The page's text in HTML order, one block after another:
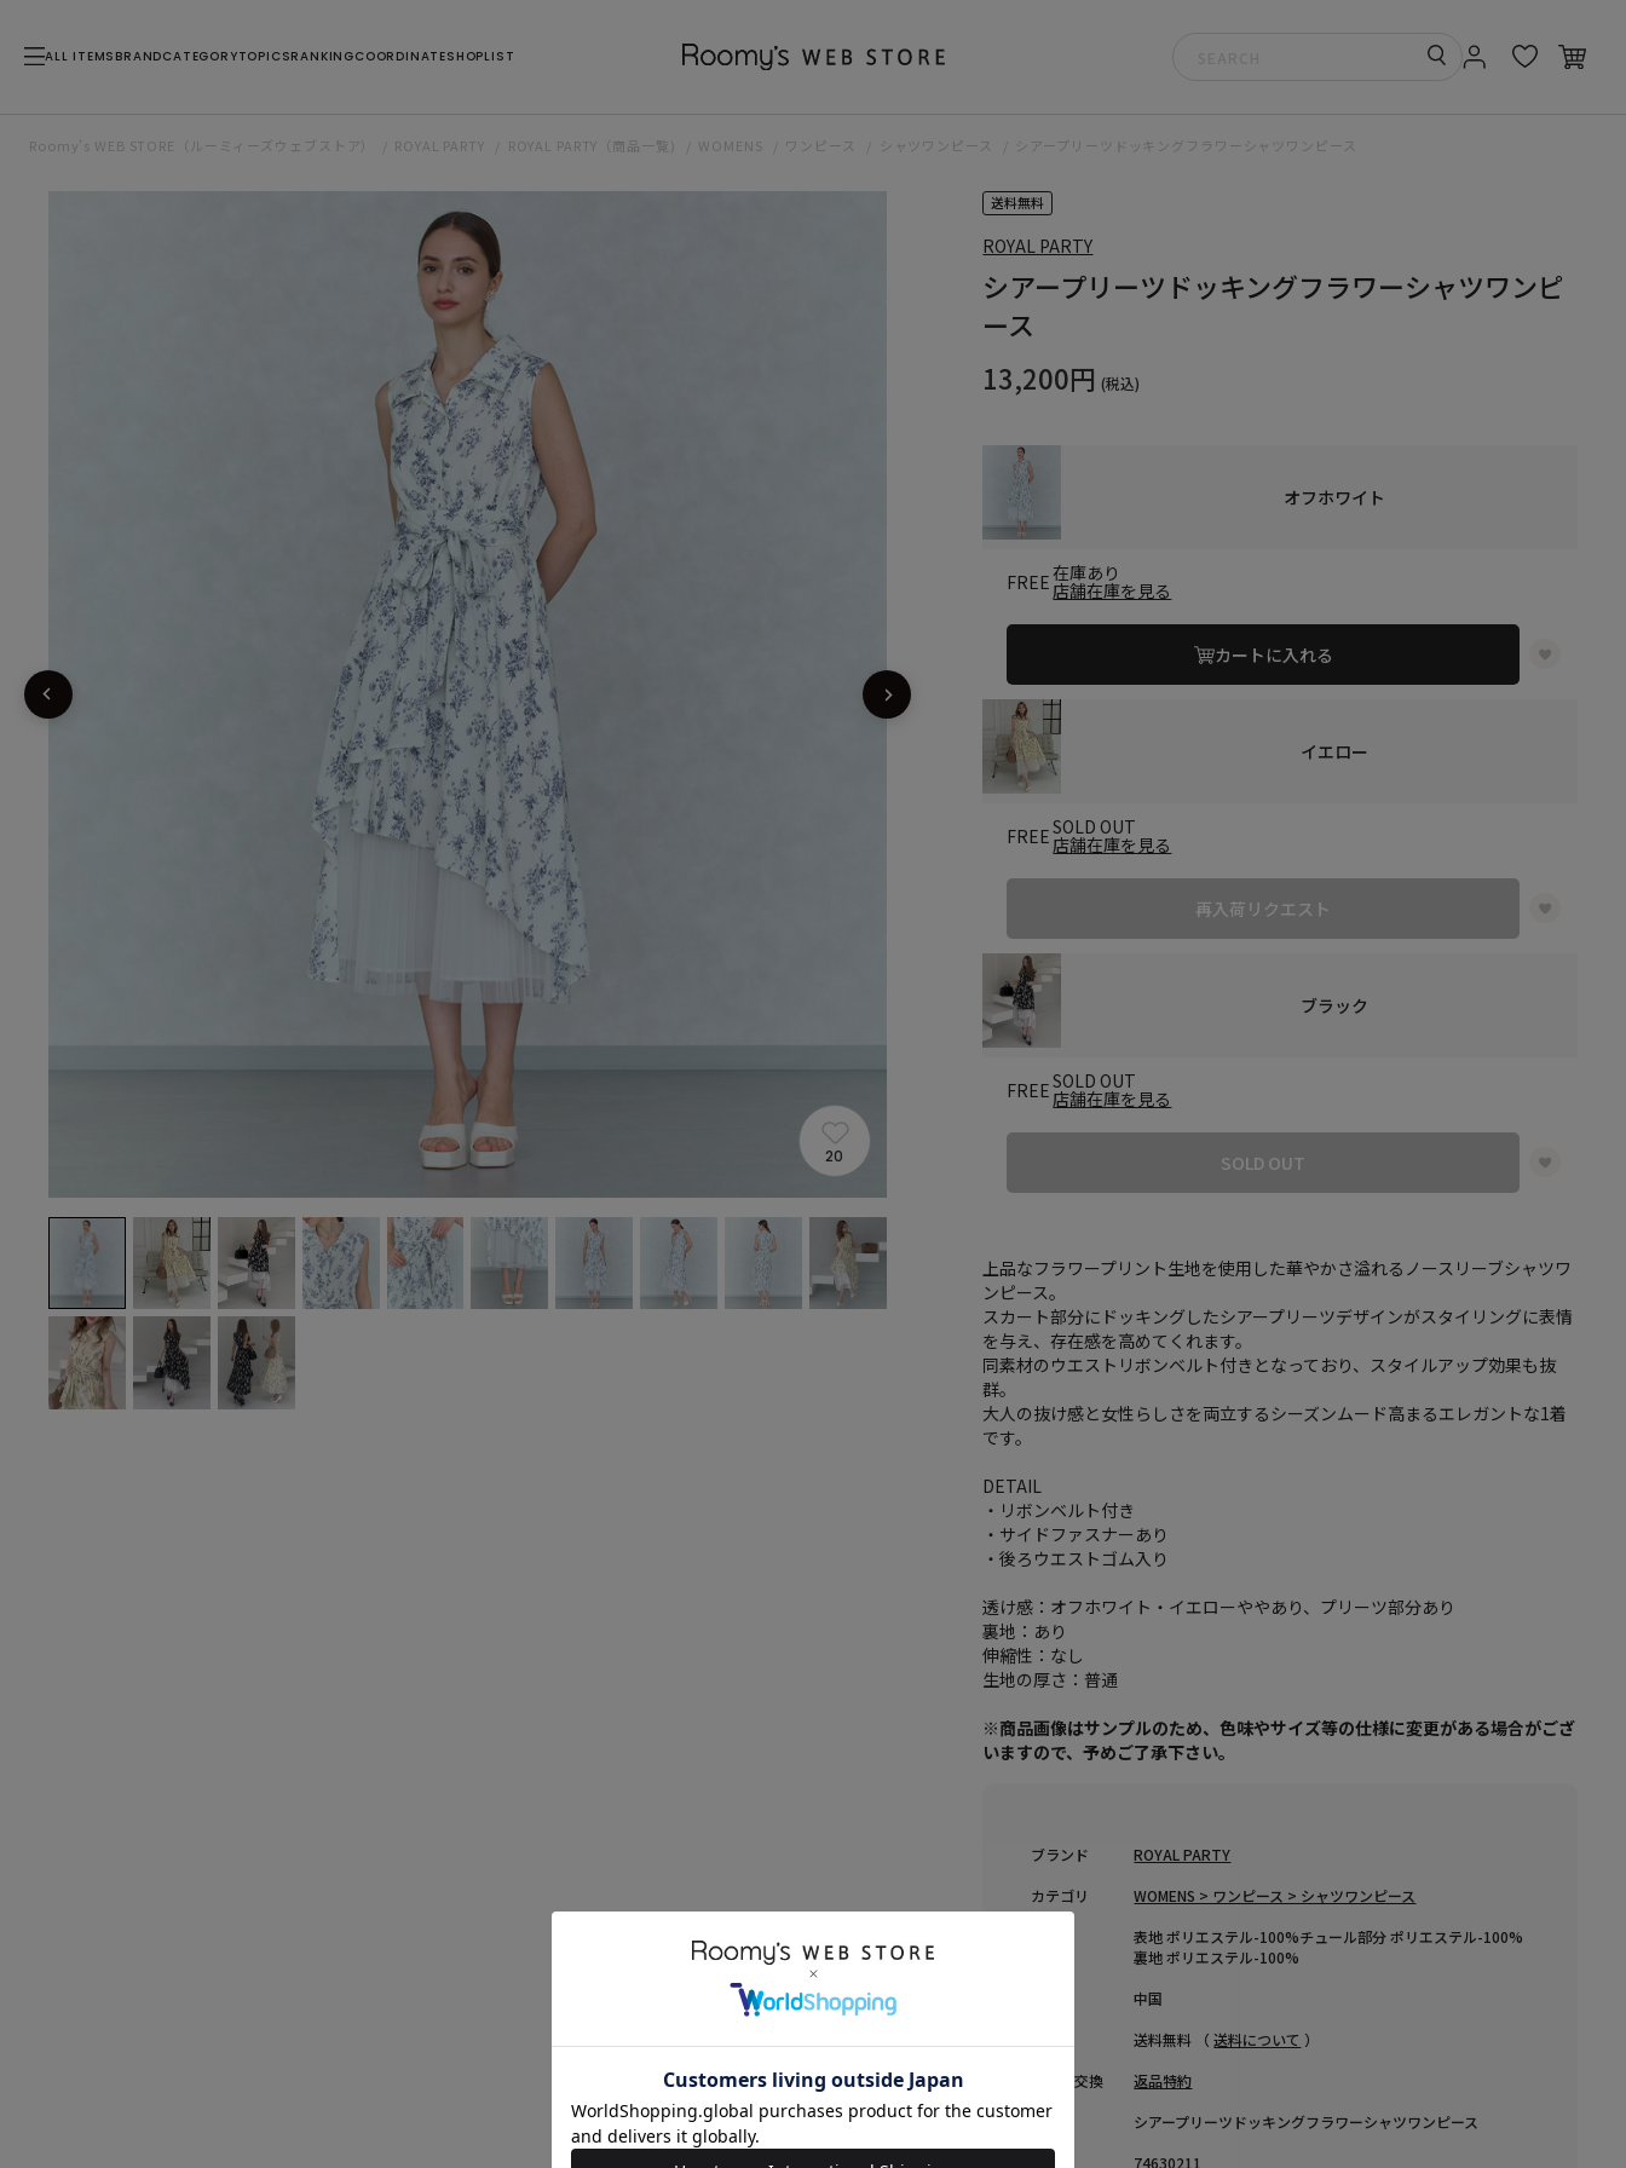
ALL ITEMS BRANDCATEGORYTOPICSRANKINGCOORDINATESHOPLIST
Roomy’s WEB STORE（ルーミィーズウェブストア） ROYAL PARTY ROYAL PARTY（商品一覧) WOMENS ワンピース シャツワンピース シアープリーツドッキングフラワーシャツワンピース
20
送料無料
ROYAL PARTY
シアープリーツドッキングフラワーシャツワンピ
ース
13,200円 (税込)
オフホワイト
FREE在庫あり
店舗在庫を見る
カートに入れる
イエロー
FREESOLD OUT
店舗在庫を見る
再入荷リクエスト
ブラック
FREESOLD OUT
店舗在庫を見る
SOLD OUT
上品なフラワープリント生地を使用した華やかさ溢れるノースリーブシャツワ
ンピース。
スカート部分にドッキングしたシアープリーツデザインがスタイリングに表情
を与え、存在感を高めてくれます。
同素材のウエストリボンベルト付きとなっており、スタイルアップ効果も抜
群。
大人の抜け感と女性らしさを両立するシーズンムード高まるエレガントな1着
です。
DETAIL
・リボンベルト付き
・サイドファスナーあり
・後ろウエストゴム入り
透け感：オフホワイト・イエローややあり、プリーツ部分あり
裏地：あり
伸縮性：なし
生地の厚さ：普通
※商品画像はサンプルのため、色味やサイズ等の仕様に変更がある場合がござ
いますので、予めご了承下さい。
ブランド
ROYAL PARTY
カテゴリ
WOMENS > ワンピース > シャツワンピース
表地 ポリエステル-100%チュール部分 ポリエステル-100%
裏地 ポリエステル-100%
中国
送料無料 （送料について ）
返品・交換
返品特約
品名
シアープリーツドッキングフラワーシャツワンピース
74630211